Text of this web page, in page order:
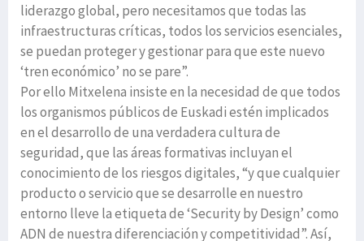
liderazgo global, pero necesitamos que todas las
infraestructuras críticas, todos los servicios esenciales,
se puedan proteger y gestionar para que este nuevo
‘tren económico’ no se pare”.
Por ello Mitxelena insiste en la necesidad de que todos
los organismos públicos de Euskadi estén implicados
en el desarrollo de una verdadera cultura de
seguridad, que las áreas formativas incluyan el
conocimiento de los riesgos digitales, “y que cualquier
producto o servicio que se desarrolle en nuestro
entorno lleve la etiqueta de ‘Security by Design’ como
ADN de nuestra diferenciación y competitividad”. Así,